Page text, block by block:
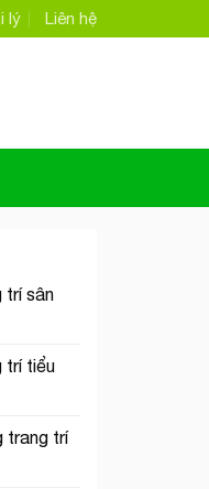
lý Liên hệ
trí sân
trí tiểu
trang trí